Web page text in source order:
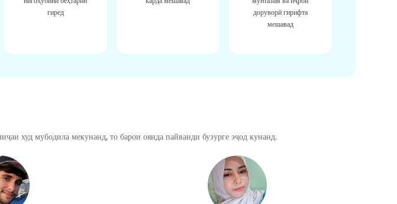
гиред
доруворӣ гирифта
мешавад
худ мубодила мекунанд, то барои оянда пайванди бузурге эҷод кунанд.